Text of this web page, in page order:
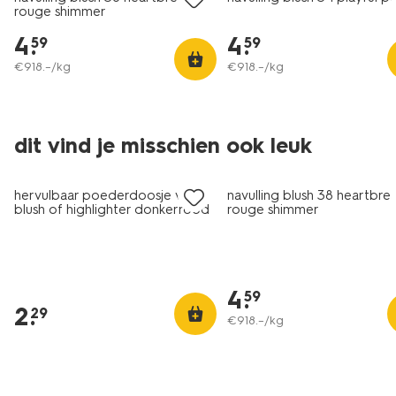
rouge shimmer
4.
59
€918.–/kg
4.
59
€918.–/kg
dit vind je misschien ook leuk
hervulbaar poederdoosje voor
blush of highlighter donkerrood
2.
29
vegan
navulling blush 38
rouge shimmer
4.
59
€918.–/kg